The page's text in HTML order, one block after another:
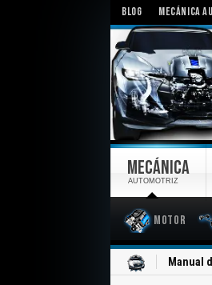
BLOG MECÁNICA
MECÁNICA
AUTOMOTRIZ
Motor
Manual